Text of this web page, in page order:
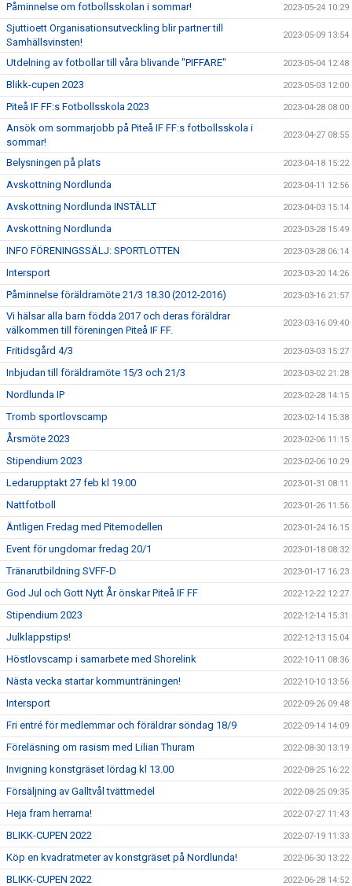
Påminnelse om fotbollsskolan i sommar! 2023-05-24 10:29
Sjuttioett Organisationsutveckling blir partner till
Samhällsvinsten!
2023-05-09 13:54
Utdelning av fotbollar till våra blivande "PIFFARE" 2023-05-04 12:48
Blikk-cupen 2023 2023-05-03 12:00
Piteå IF FF:s Fotbollsskola 2023 2023-04-28 08:00
Ansök om sommarjobb på Piteå IF FF:s fotbollsskola i
sommar!
2023-04-27 08:55
Belysningen på plats 2023-04-18 15:22
Avskottning Nordlunda 2023-04-11 12:56
Avskottning Nordlunda INSTÄLLT 2023-04-03 15:14
Avskottning Nordlunda 2023-03-28 15:49
INFO FÖRENINGSSÄLJ: SPORTLOTTEN 2023-03-28 06:14
Intersport 2023-03-20 14:26
Påminnelse föräldramöte 21/3 18.30 (2012-2016) 2023-03-16 21:57
Vi hälsar alla barn födda 2017 och deras föräldrar
välkommen till föreningen Piteå IF FF.
2023-03-16 09:40
Fritidsgård 4/3 2023-03-03 15:27
Inbjudan till föräldramöte 15/3 och 21/3 2023-03-02 21:28
Nordlunda IP 2023-02-28 14:15
Tromb sportlovscamp 2023-02-14 15:38
Årsmöte 2023 2023-02-06 11:15
Stipendium 2023 2023-02-06 10:29
Ledarupptakt 27 feb kl 19.00 2023-01-31 08:11
Nattfotboll 2023-01-26 11:56
Äntligen Fredag med Pitemodellen 2023-01-24 16:15
Event för ungdomar fredag 20/1 2023-01-18 08:32
Tränarutbildning SVFF-D 2023-01-17 16:23
God Jul och Gott Nytt År önskar Piteå IF FF 2022-12-22 12:27
Stipendium 2023 2022-12-14 15:31
Julklappstips! 2022-12-13 15:04
Höstlovscamp i samarbete med Shorelink 2022-10-11 08:36
Nästa vecka startar kommunträningen! 2022-10-10 13:56
Intersport 2022-09-26 09:48
Fri entré för medlemmar och föräldrar söndag 18/9 2022-09-14 14:09
Föreläsning om rasism med Lilian Thuram 2022-08-30 13:19
Invigning konstgräset lördag kl 13.00 2022-08-25 16:22
Försäljning av Galltvål tvättmedel 2022-08-25 09:35
Heja fram herrarna! 2022-07-27 11:43
BLIKK-CUPEN 2022 2022-07-19 11:33
Köp en kvadratmeter av konstgräset på Nordlunda! 2022-06-30 13:22
BLIKK-CUPEN 2022 2022-06-28 14:52